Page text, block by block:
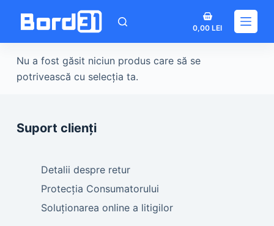
Coș
de
0,00LEI
Nu a fost găsit niciun produs care să se
potrivească cu selecția ta.
Suport clienți
Detalii despre retur
Protecția Consumatorului
Soluționarea online a litigilor